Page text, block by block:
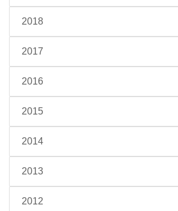
2018
2017
2016
2015
2014
2013
2012